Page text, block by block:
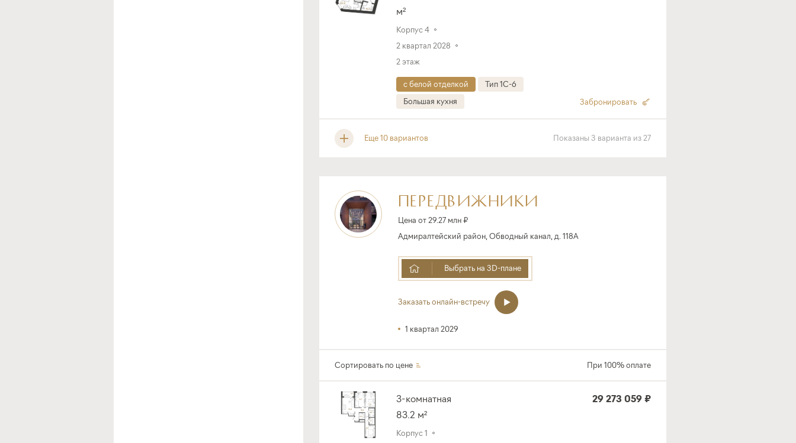
м²
Корпус 4
2 квартал 2028
2 этаж
с белой отделкой
Тип 1C-6
Большая кухня
Забронировать
Еще 10 вариантов Показаны 3 варианта из27
ПЕРЕДВИЖНИКИ
Цена от 29.27 млн ₽
Адмиралтейский район, Обводный канал, д. 118А
Выбрать на 3D-плане
Заказать онлайн-встречу
1 квартал 2029
Сортировать по цене При 100% оплате
3-комнатная
83.2 м²
Корпус 1
29 273 059 ₽